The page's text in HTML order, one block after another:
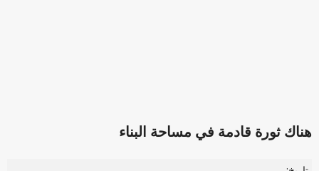
هناك ثورة قادمة في مساحة البناء